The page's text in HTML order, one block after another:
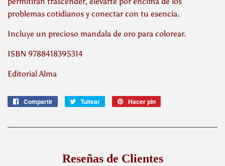
problemas cotidianos y conectar con tu esencia.
Incluye un precioso mandala de oro para colorear.
ISBN 9788418395314
Editorial Alma
Compartir
CompartirTuitear
Tuitear Hacer pin
Reseñas de Clientes